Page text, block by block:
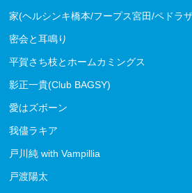
家(ヘルシンキ橋本/フープス宮田/ペドラ
密会と耳鳴り
平賀さち枝とホームカミングス
影正一貴(Club BAGSY)
愛はズボーン
我儘ラキア
戸川純 with Vampillia
戸渡陽太